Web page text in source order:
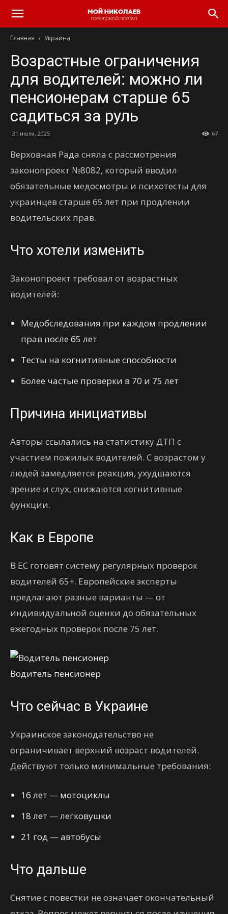
Главная Украина
Возрастные ограничения
для водителей: можно ли
пенсионерам старше 65
садиться за руль
31 июля, 2025 67
Верховная Рада сняла с рассмотрения
законопроект №8082, который вводил
обязательные медосмотры и психотесты для
украинцев старше 65 лет при продлении
водительских прав.
Что хотели изменить
Законопроект требовал от возрастных
водителей:
Медобследования при каждом продлении
прав после 65 лет
Тесты на когнитивные способности
Более частые проверки в 70 и 75 лет
Причина инициативы
Авторы ссылались на статистику ДТП с
участием пожилых водителей. С возрастом у
людей замедляется реакция, ухудшаются
зрение и слух, снижаются когнитивные
функции.
Как в Европе
В ЕС готовят систему регулярных проверок
водителей 65+. Европейские эксперты
предлагают разные варианты — от
индивидуальной оценки до обязательных
ежегодных проверок после 75 лет.
Водитель пенсионер
Что сейчас в Украине
Украинское законодательство не
ограничивает верхний возраст водителей.
Действуют только минимальные требования:
16 лет — мотоциклы
18 лет — легковушки
21 год — автобусы
Что дальше
Снятие с повестки не означает окончательный